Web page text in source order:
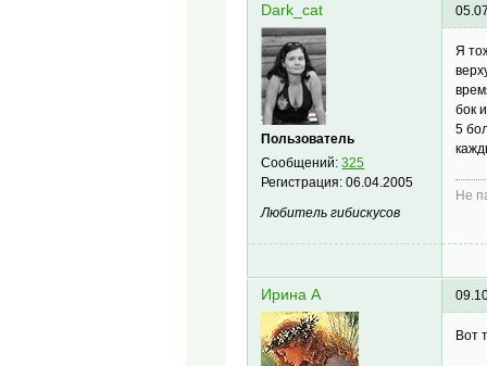
Dark_cat
Пользователь
Сообщений:325
Регистрация:06.04.2005
Любитель гибискусов
Я
бок
5
Не
Ирина А
Вот